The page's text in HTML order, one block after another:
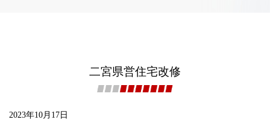
二宮県営住宅改修
2023年10月17日